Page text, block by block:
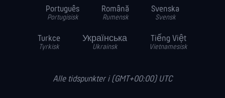
Português
Portugisisk
Română
Rumensk
Svenska
Svensk
Turkce
Tyrkisk
Українська
Ukrainsk
Tiếng Việt
Vietnamesisk
Alle tidspunkter i (GMT+00:00) UTC